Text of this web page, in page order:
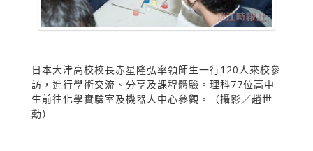
日本大津高校校長赤星隆弘率領師生一行120人來校參
訪，進行學術交流、分享及課程體驗。理科77位高中
生前往化學實驗室及機器人中心參觀。（攝影／趙世
勳）